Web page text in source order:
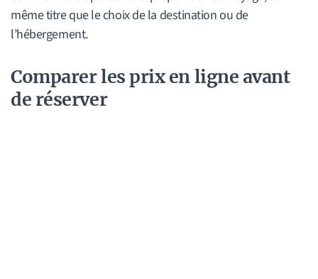
même titre que le choix de la destination ou de
l’hébergement.
Comparer les prix en ligne avant
de réserver